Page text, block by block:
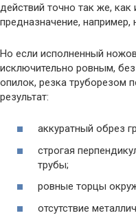
действий точно так же, как
предназначение, например,
Но если исполненный
исключительно ровным,
опилок, резка труборезом
результат:
аккуратный обрез
строгая
трубы;
ровные торцы
отсутствие